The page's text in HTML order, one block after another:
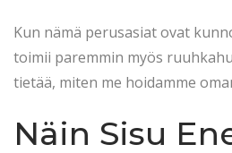
Kun nämä perusasiat ovat
toimii paremmin myös
tietää, miten me hoidamme
Näin Sisu